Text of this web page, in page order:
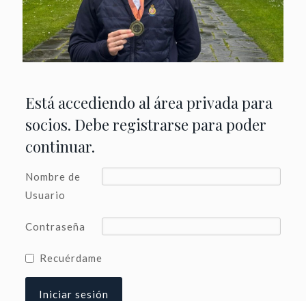
Está accediendo al área privada para
socios. Debe registrarse para poder
continuar.
Nombre de
Usuario
Contraseña
Recuérdame